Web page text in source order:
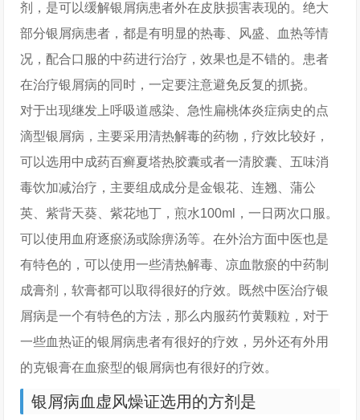
剂，是可以缓解银屑病患者外在皮肤损害表现的。绝大
部分银屑病患者，都是有明显的热毒、风盛、血热等情
况，配合口服的中药进行治疗，效果也是不错的。患者
在治疗银屑病的同时，一定要注意避免反复的抓挠。
对于出现继发上呼吸道感染、急性扁桃体炎症病史的点
滴型银屑病，主要采用清热解毒的药物，疗效比较好，
可以选用中成药百癣夏塔热胶囊或者一清胶囊、五味消
毒饮加减治疗，主要组成成分是金银花、连翘、蒲公
英、紫背天葵、紫花地丁，煎水100ml，一日两次口服。
可以使用血府逐瘀汤或除痹汤等。在外治方面中医也是
有特色的，可以使用一些清热解毒、凉血散瘀的中药制
成膏剂，软膏都可以取得很好的疗效。既然中医治疗银
屑病是一个有特色的方法，那么内服药竹黄颗粒，对于
一些血热证的银屑病患者有很好的疗效，另外还有外用
的克银膏在血瘀型的银屑病也有很好的疗效。
银屑病血虚风燥证选用的方剂是